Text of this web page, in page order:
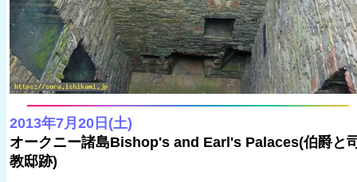
2013年7月20日(土)
オークニー諸島Bishop's and Earl's Palaces(伯爵と
教邸跡)